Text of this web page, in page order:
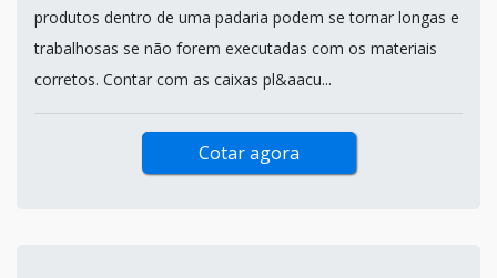
produtos dentro de uma padaria podem se tornar longas e
trabalhosas se não forem executadas com os materiais
corretos. Contar com as caixas pl&aacu...
Cotar agora